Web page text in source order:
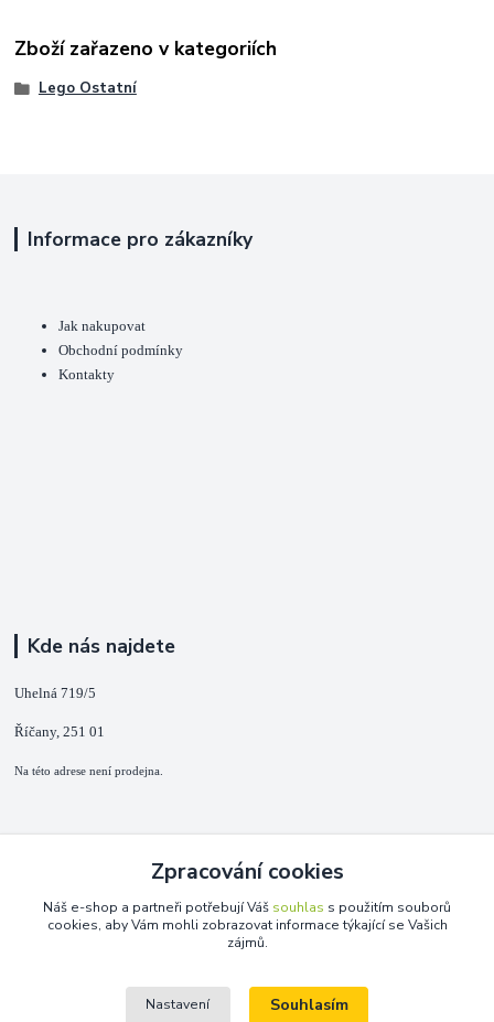
Zboží zařazeno v kategoriích
Lego Ostatní
Informace pro zákazníky
Jak nakupovat
Obchodní podmínky
Kontakty
Kde nás najdete
Uhelná 719/5
Říčany, 251 01
Na této adrese není prodejna.
+420 725 889 873
(Po-Ne, 9-18 hod.)
Zpracování cookies
Náš e-shop a partneři potřebují Váš souhlas s použitím souborů
cookies, aby Vám mohli zobrazovat informace týkající se Vašich
zájmů.
Nastavení Souhlasím